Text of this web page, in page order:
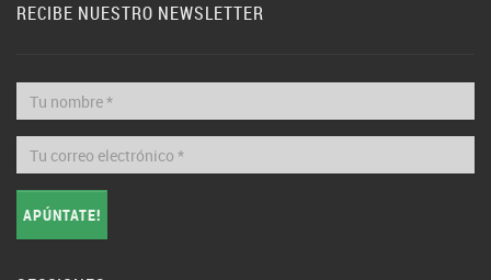
RECIBE NUESTRO NEWSLETTER
APÚNTATE!